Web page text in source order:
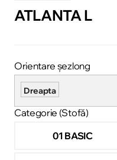
ATLANTA L
Orientare șezlong
Dreapta
Categorie (Stofă)
01 BASIC